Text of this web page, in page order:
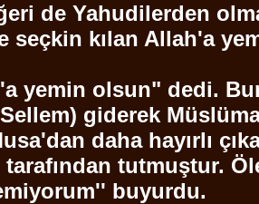
de Yahudilerden
seçkin kılan Allah'a
yemin olsun" dedi.
Sellem) giderek
daha hayırlı
tutmuştur.
buyurdu.